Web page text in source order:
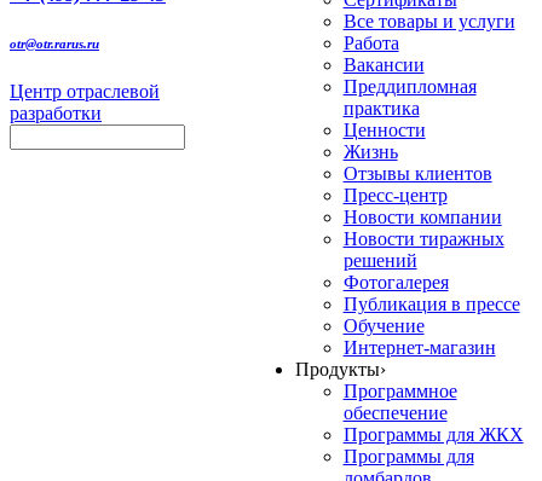
otr@otr.rarus.ru
Центр отраслевой
разработки
Все товары и услуги
Работа
Вакансии
Преддипломная
практика
Ценности
Жизнь
Отзывы клиентов
Пресс-центр
Новости компании
Новости тиражных
решений
Фотогалерея
Публикация в прессе
Обучение
Интернет-магазин
Продукты›
Программное
обеспечение
Программы для ЖКХ
Программы для